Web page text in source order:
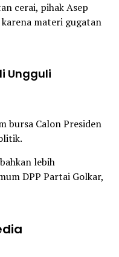
cerai, pihak Asep
materi gugatan
Ungguli
bursa Calon Presiden
lebih
DPP Partai Golkar,